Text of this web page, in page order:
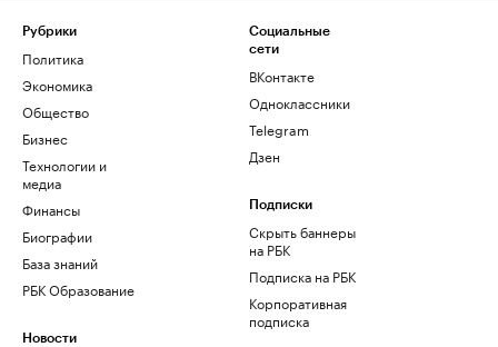
Рубрики
Политика
Экономика
Общество
Бизнес
Технологии и
медиа
Финансы
Биографии
База знаний
РБК Образование
Новости
Социальные
сети
ВКонтакте
Одноклассники
Telegram
Дзен
Подписки
Скрыть баннеры
на РБК
Подписка на РБК
Корпоративная
подписка